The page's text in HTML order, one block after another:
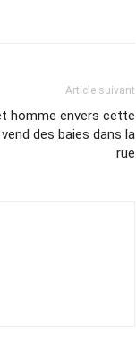
Article suivant
homme envers cette
des baies dans la
rue